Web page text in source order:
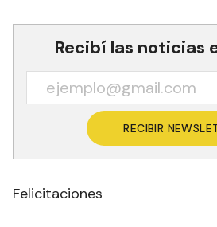
Recibí las noticias
RECIBIR
Felicitaciones